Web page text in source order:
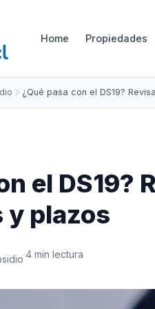
Home Propiedades
¿Qué pasa con el DS19?
el DS19?
y plazos
·4 min lectura